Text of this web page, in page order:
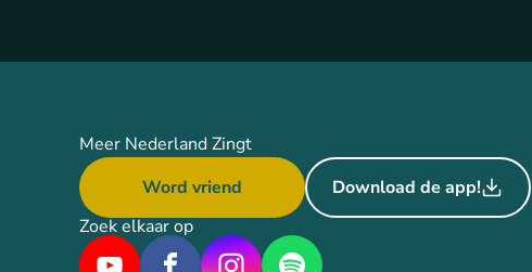
Meer Nederland Zingt
Word vriend
Download de app!
Zoek elkaar op